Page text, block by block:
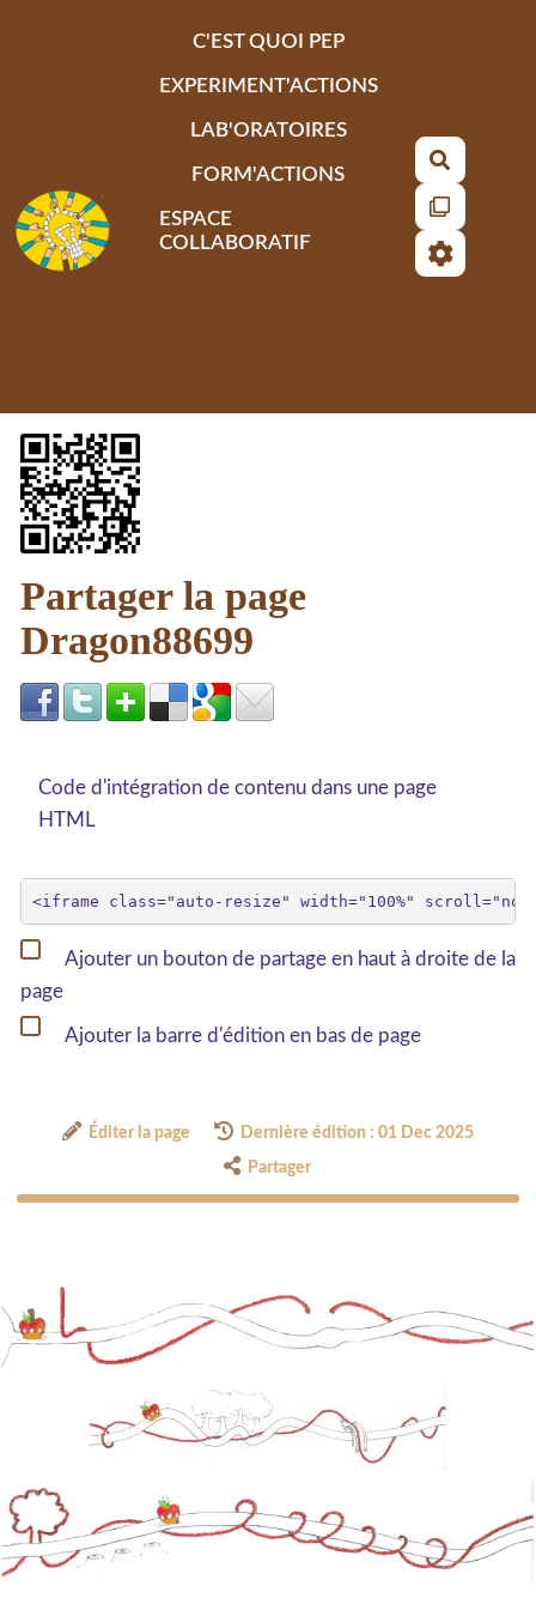
C'EST QUOI PEP
EXPERIMENT'ACTIONS
LAB'ORATOIRES
FORM'ACTIONS
ESPACE
COLLABORATIF
Partager la page
Dragon88699
Code d'intégration de contenu dans une page
HTML
Ajouter un bouton de partage en haut à droite de la
page
Ajouter la barre d'édition en bas de page
Éditer la page Dernière édition : 01 Dec 2025
Partager